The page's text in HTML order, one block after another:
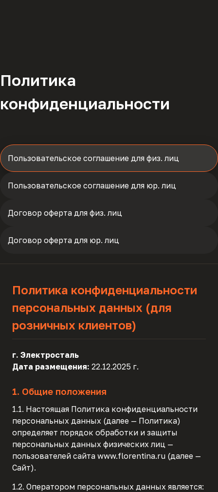
Политика
конфиденциальности
Пользовательское соглашение для физ. лиц
Пользовательское соглашение для юр. лиц
Договор оферта для физ. лиц
Договор оферта для юр. лиц
Политика конфиденциальности
персональных данных (для
розничных клиентов)
г. Электросталь
Дата размещения: 22.12.2025 г.
1. Общие положения
1.1. Настоящая Политика конфиденциальности
персональных данных (далее — Политика)
определяет порядок обработки и защиты
персональных данных физических лиц —
пользователей сайта www.florentina.ru (далее —
Сайт).
1.2. Оператором персональных данных является: